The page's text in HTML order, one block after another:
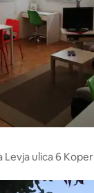
ulica 6 Koper